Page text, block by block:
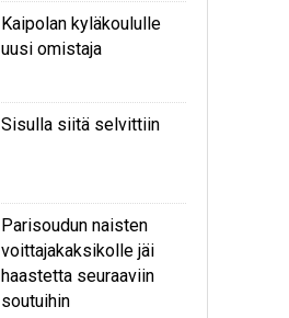
Kaipolan kyläkoululle
uusi omistaja
Sisulla siitä selvittiin
Parisoudun naisten
voittajakaksikolle jäi
haastetta seuraaviin
soutuihin